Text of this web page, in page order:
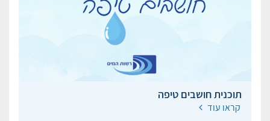
תוכנית חושבים טיפה
קראו עוד